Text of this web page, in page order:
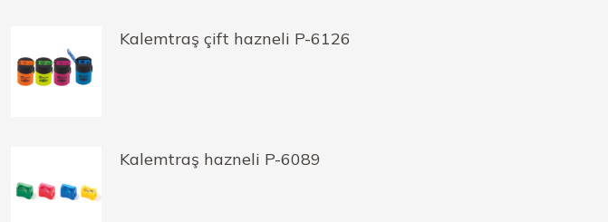
Kalemtraş çift hazneli P-6126
Kalemtraş hazneli P-6089